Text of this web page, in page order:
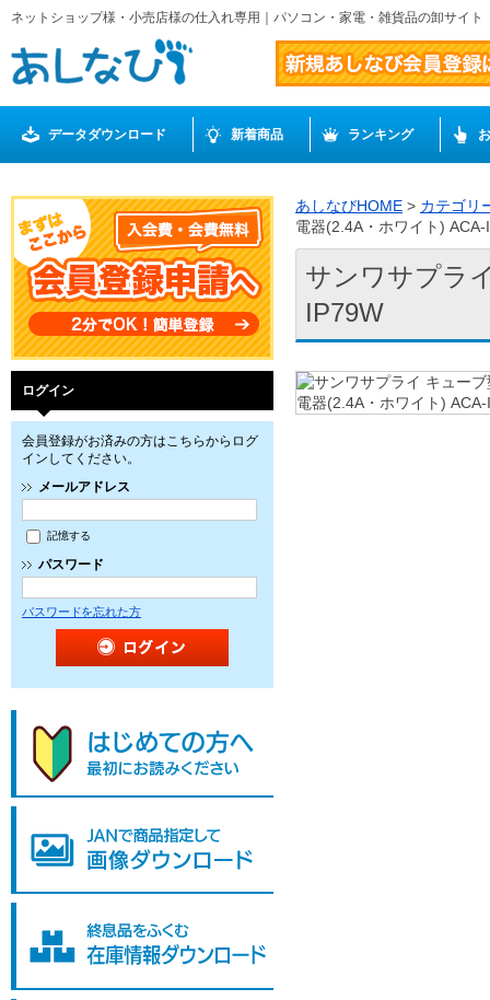
ネットショップ様・小売店様の仕入れ専用｜パソコン・家電・雑貨品の卸サイ
データダウンロード 新着商品 ランキング
ログイン
会員登録がお済みの方はこちらからログ
インしてください。
メールアドレス
記憶する
パスワード
パスワードを忘れた方
あしなびHOME > カテゴリ
電器(2.4A・ホワイト) ACA-
サンワサプラ
IP79W